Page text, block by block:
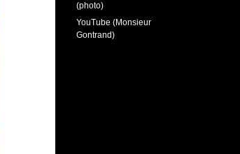
(photo)
YouTube (Monsieur
Gontrand)